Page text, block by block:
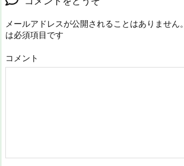
メールアドレスが公開されることはありません。
は必須項目です
コメント